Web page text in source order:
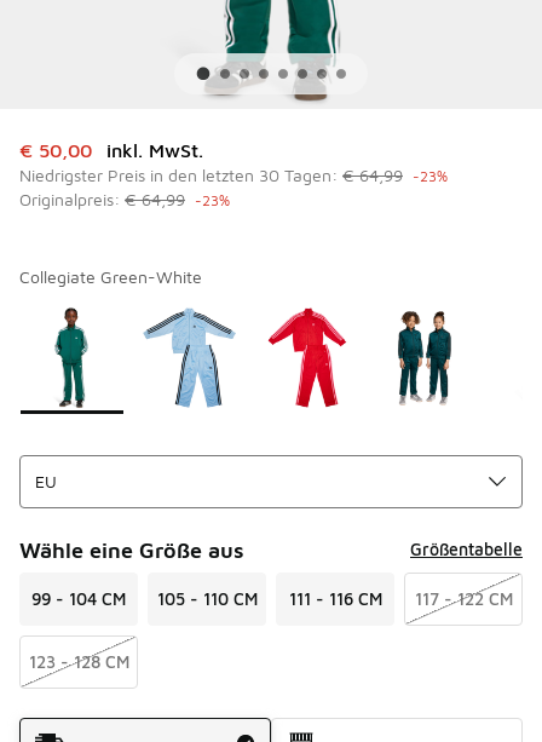
Dieser Artikel ist im Sale. Der Preis ist von auf € 50,00
€ 50,00 inkl. MwSt.
Niedrigster Preis in den letzten 30 Tagen: € 64,99 -23%
Originalpreis: € 64,99 -23%
Collegiate Green-White
Seite 1 von 1 zeigt die Farben 1 bis 7 von 7 an.
Bitte wählen Sie einen Stil aus*
Wähle eine Größe aus Größentabelle
99 - 104 CM 105 - 110 CM 111 - 116 CM 117 - 122 CM
123 - 128 CM
Versandart